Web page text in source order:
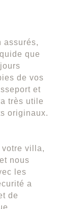
assurés,
que
de vos
et
très utile
originaux.
votre villa,
nous
les
a
de